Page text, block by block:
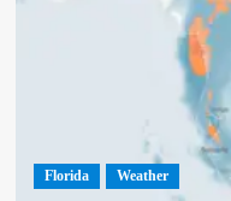
Florida Weather